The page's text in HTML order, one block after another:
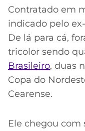
Contratado em
indicado pelo
De lá para cá,
tricolor sendo
Brasileiro, duas
Copa do
Cearense.
Ele chegou com